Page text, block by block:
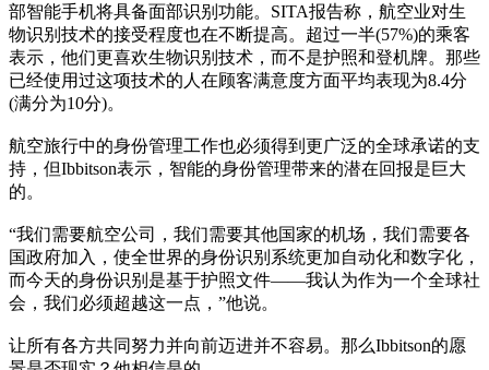
部智能手机将具备面部识别功能。SITA报告称，航空业对生
物识别技术的接受程度也在不断提高。超过一半(57%)的乘客
表示，他们更喜欢生物识别技术，而不是护照和登机牌。那些
已经使用过这项技术的人在顾客满意度方面平均表现为8.4分
(满分为10分)。
航空旅行中的身份管理工作也必须得到更广泛的全球承诺的支
持，但Ibbitson表示，智能的身份管理带来的潜在回报是巨大
的。
“我们需要航空公司，我们需要其他国家的机场，我们需要各
国政府加入，使全世界的身份识别系统更加自动化和数字化，
而今天的身份识别是基于护照文件——我认为作为一个全球社
会，我们必须超越这一点，”他说。
让所有各方共同努力并向前迈进并不容易。那么Ibbitson的愿